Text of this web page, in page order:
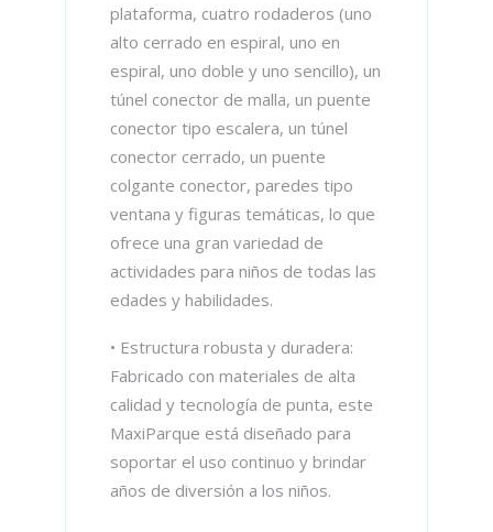
plataforma, cuatro rodaderos (uno
alto cerrado en espiral, uno en
espiral, uno doble y uno sencillo), un
túnel conector de malla, un puente
conector tipo escalera, un túnel
conector cerrado, un puente
colgante conector, paredes tipo
ventana y figuras temáticas, lo que
ofrece una gran variedad de
actividades para niños de todas las
edades y habilidades.
• Estructura robusta y duradera:
Fabricado con materiales de alta
calidad y tecnología de punta, este
MaxiParque está diseñado para
soportar el uso continuo y brindar
años de diversión a los niños.